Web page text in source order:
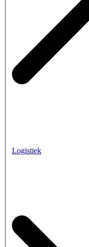
Logistiek